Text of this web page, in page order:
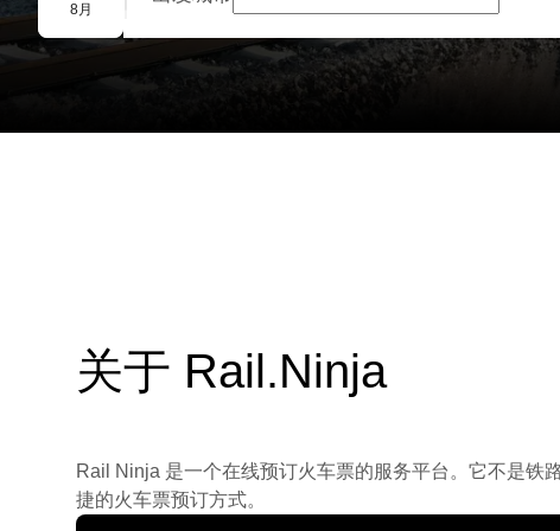
8月
关于 Rail.Ninja
Rail Ninja 是一个在线预订火车票的服务平台。它不是铁
捷的火车票预订方式。